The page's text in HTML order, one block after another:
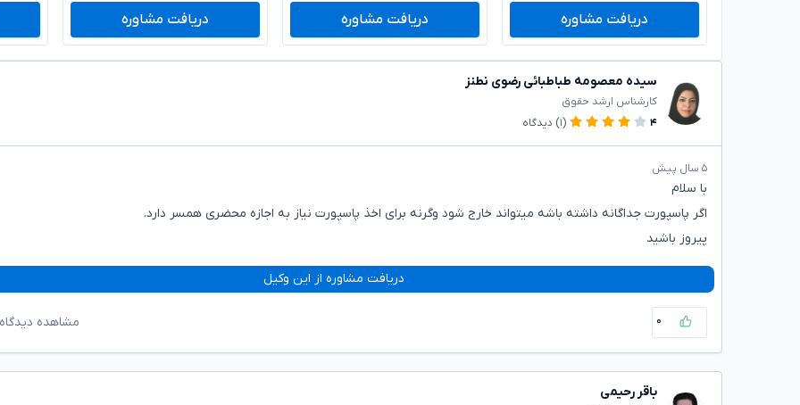
دریافت مشاوره دریافت مشاوره دریافت مشاوره
سیده معصومه طباطبائی رضوی نطنز
کارشناس ارشد حقوق
۴
(۱) دیدگاه
۵ سال پیش
با سلام
اگر پاسپورت جداگانه داشته باشه میتواند خارج شود وگرنه برای اخذ پاسپورت نیاز به اجازه محضری همسر دارد.
پیروز باشید
دریافت مشاوره از این وکیل
۰ مشاهده
باقر رحیمی